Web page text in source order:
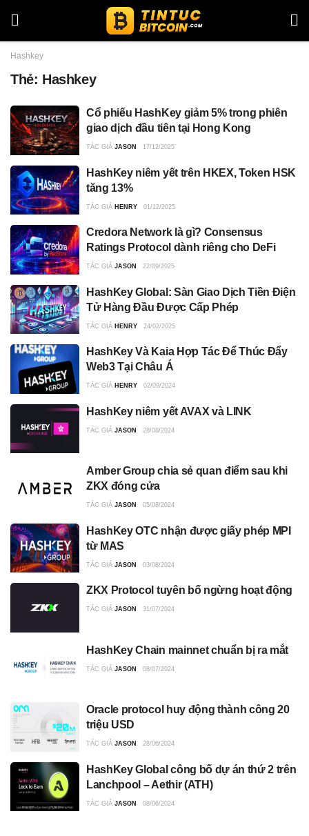
Hashkey
Thẻ: Hashkey
Cổ phiếu HashKey giảm 5% trong phiên
giao dịch đầu tiên tại Hong Kong
TÁC GIẢ JASON 17/12/2025
HashKey niêm yết trên HKEX, Token HSK
tăng 13%
TÁC GIẢ HENRY 01/12/2025
Credora Network là gì? Consensus
Ratings Protocol dành riêng cho DeFi
TÁC GIẢ JASON 22/09/2025
HashKey Global: Sàn Giao Dịch Tiền Điện
Tử Hàng Đầu Được Cấp Phép
TÁC GIẢ HENRY 24/02/2025
HashKey Và Kaia Hợp Tác Để Thúc Đẩy
Web3 Tại Châu Á
TÁC GIẢ HENRY 02/09/2024
HashKey niêm yết AVAX và LINK
TÁC GIẢ JASON 28/08/2024
Amber Group chia sẻ quan điểm sau khi
ZKX đóng cửa
TÁC GIẢ JASON 05/08/2024
HashKey OTC nhận được giấy phép MPI
từ MAS
TÁC GIẢ JASON 03/08/2024
ZKX Protocol tuyên bố ngừng hoạt động
TÁC GIẢ JASON 31/07/2024
HashKey Chain mainnet chuẩn bị ra mắt
TÁC GIẢ JASON 08/07/2024
Oracle protocol huy động thành công 20
triệu USD
TÁC GIẢ JASON 28/06/2024
HashKey Global công bố dự án thứ 2 trên
Lanchpool – Aethir (ATH)
TÁC GIẢ JASON 08/06/2024